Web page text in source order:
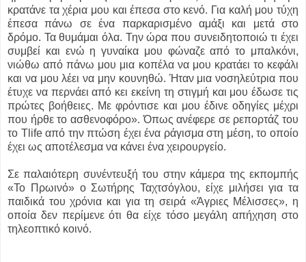
κρατάνε τα χέρια μου και έπεσα στο κενό. Για καλή μου τύχη
έπεσα πάνω σε ένα παρκαρισμένο αμάξι και μετά στο
δρόμο. Τα θυμάμαι όλα. Την ώρα που συνειδητοποιώ τι έχει
συμβεί και ενώ η γυναίκα μου φώναζε από το μπαλκόνι,
νιώθω από πάνω μου μια κοπέλα να μου κρατάει το κεφάλι
και να μου λέει να μην κουνηθώ. Ήταν μια νοσηλεύτρια που
έτυχε να περνάει από κει εκείνη τη στιγμή και μου έδωσε τις
πρώτες βοήθειες. Με φρόντισε και μου έδινε οδηγίες μέχρι
που ήρθε το ασθενοφόρο». Όπως ανέφερε σε ρεπορτάζ του
το Tlife από την πτώση έχει ένα ράγισμα στη μέση, το οποίο
έχει ως αποτέλεσμα να κάνει ένα χειρουργείο.
Σε παλαιότερη συνέντευξή του στην κάμερα της εκπομπής
«Το Πρωινό» ο Σωτήρης Ταχτσόγλου, είχε μιλήσει για τα
παιδικά του χρόνια και για τη σειρά «Άγριες Μέλισσες», η
οποία δεν περίμενε ότι θα είχε τόσο μεγάλη απήχηση στο
τηλεοπτικό κοινό.